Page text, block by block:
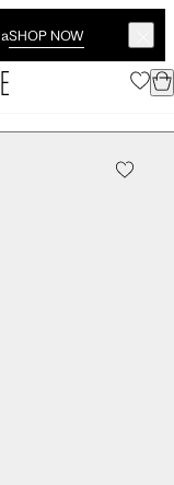
SHOP NOW